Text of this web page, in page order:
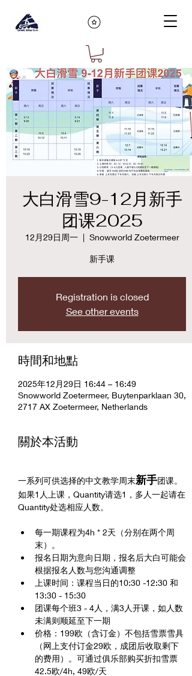
大白滑雪9-12月新手
团课2025
12月29日周一
  |
Snowworld Zoetermeer
新手课
Registration is closed
See other events
時間和地點
2025年12月29日 16:44 – 16:49
Snowworld Zoetermeer, Buytenparklaan 30,
2717 AX Zoetermeer, Netherlands
關於本活動
一系列可供选择的中文教学周末新手团课。
如果1人上课，Quantity请选1，多人一起请在
Quantity处选相应人数。
每一期课程为4h * 2天（分别在两个周
末）。
报名日期为意向日期，报名后大白可能会
根据报名人数与您沟通调整
上课时间：课程当日的10:30 -12:30 和
13:30 - 15:30
团课每个班3 - 4人，满3人开课，如人数
未满则顺延至下一期
价格：199欧（含订金）不包括雪票雪具
（网上支付订金29欧，成团后收取剩下
的费用）。可通过俱乐部购买折扣雪票
42.5欧/4h, 49欧/天